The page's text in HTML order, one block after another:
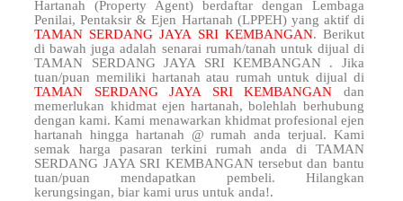
Hartanah (Property Agent) berdaftar dengan Lembaga
Penilai, Pentaksir & Ejen Hartanah (LPPEH) yang aktif di
TAMAN SERDANG JAYA SRI KEMBANGAN. Berikut
di bawah juga adalah senarai rumah/tanah untuk dijual di
TAMAN SERDANG JAYA SRI KEMBANGAN . Jika
tuan/puan memiliki hartanah atau rumah untuk dijual di
TAMAN SERDANG JAYA SRI KEMBANGAN dan
memerlukan khidmat ejen hartanah, bolehlah berhubung
dengan kami. Kami menawarkan khidmat profesional ejen
hartanah hingga hartanah @ rumah anda terjual. Kami
semak harga pasaran terkini rumah anda di TAMAN
SERDANG JAYA SRI KEMBANGAN tersebut dan bantu
tuan/puan mendapatkan pembeli. Hilangkan
kerungsingan, biar kami urus untuk anda!.